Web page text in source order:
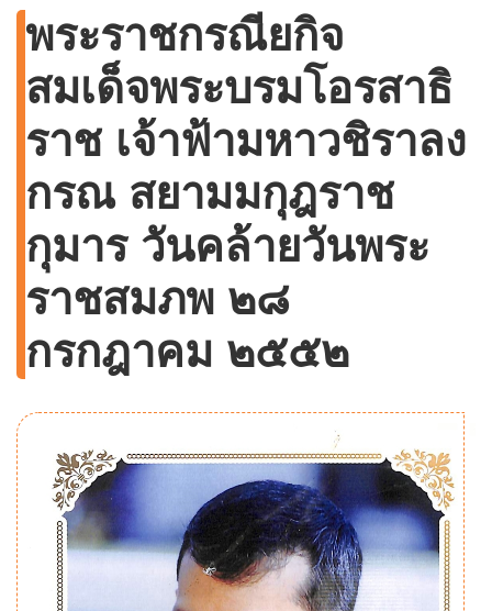
พระราชกรณียกิจ
สมเด็จพระบรมโอรสาธิ
ราช เจ้าฟ้ามหาวชิราลง
กรณ สยามมกุฎราช
กุมาร วันคล้ายวันพระ
ราชสมภพ ๒๘
กรกฎาคม ๒๕๕๒